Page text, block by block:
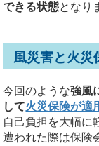
できる状態となり
風災害と火災
今回のような強風
して火災保険が適
自己負担を大幅に
遭われた際は保険